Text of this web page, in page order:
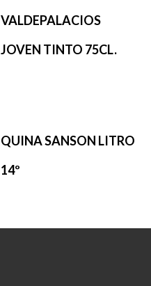
VALDEPALACIOS
JOVEN TINTO 75CL.
QUINA SANSON LITRO
14º